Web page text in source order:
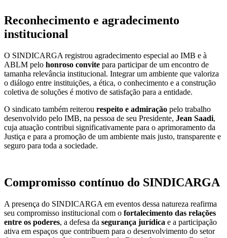
Reconhecimento e agradecimento
institucional
O SINDICARGA registrou agradecimento especial ao IMB e à
ABLM pelo honroso convite para participar de um encontro de
tamanha relevância institucional. Integrar um ambiente que valoriza
o diálogo entre instituições, a ética, o conhecimento e a construção
coletiva de soluções é motivo de satisfação para a entidade.
O sindicato também reiterou respeito e admiração pelo trabalho
desenvolvido pelo IMB, na pessoa de seu Presidente, Jean Saadi,
cuja atuação contribui significativamente para o aprimoramento da
Justiça e para a promoção de um ambiente mais justo, transparente e
seguro para toda a sociedade.
Compromisso contínuo do SINDICARGA
A presença do SINDICARGA em eventos dessa natureza reafirma
seu compromisso institucional com o fortalecimento das relações
entre os poderes, a defesa da segurança jurídica e a participação
ativa em espaços que contribuem para o desenvolvimento do setor